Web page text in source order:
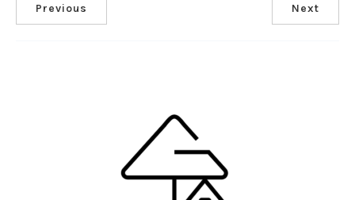
Previous Next